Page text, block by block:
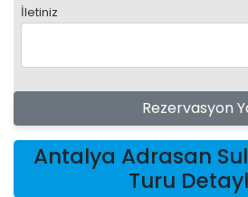
İletiniz
Rezervasyon
Antalya Adrasan
Turu